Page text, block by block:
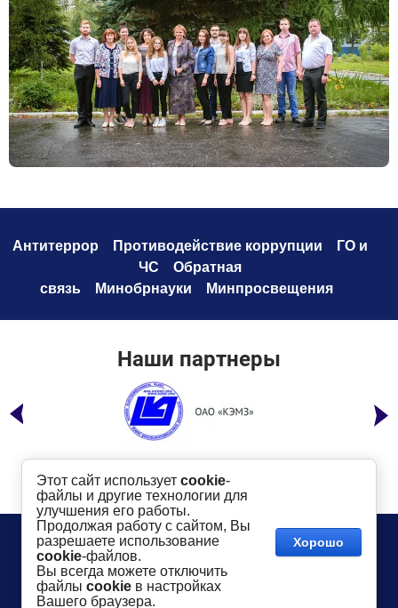
Антитеррор Противодействие коррупции
ГО и
ЧС
Обратная
связь
Минобрнауки Минпросвещения
Наши партнеры
Телефон:8 (49232) 6-96-00
Адрес: г. Ковров, ул. Маяковского, 19
Показать на карте
©2016- 2026КГТУ им. В.А. Дегтярева
Использование материалов сайта разрешается
Сайт создан в:
megagroup.ru
Этот сайт использует cookie-
файлы и другие технологии для
улучшения его работы.
Продолжая работу с сайтом, Вы
разрешаете использование
cookie-файлов.
Вы всегда можете отключить
файлы cookie в настройках
Вашего браузера.
Хорошо